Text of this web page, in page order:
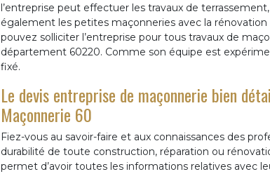
l’entreprise peut effectuer les travaux de
également les petites maçonneries avec la
pouvez solliciter l’entreprise pour tous travaux de
département 60220. Comme son équipe est
fixé.
Le devis entreprise de maçonnerie bien
Maçonnerie 60
Fiez-vous au savoir-faire et aux connaissances des
durabilité de toute construction, réparation ou
permet d’avoir toutes les informations relatives avec